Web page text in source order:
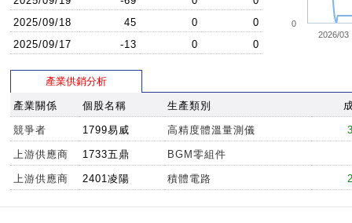
2025/09/18
45 0
0
2025/09/17
-13 0 0
2026/03
0
產業供銷分析
產業關係 個股名稱 生產類別
競爭者 1799易威 高精度體溫量測儀
上游供應商 1733五鼎 BGM零組件
上游供應商 2401凌陽 積體電路